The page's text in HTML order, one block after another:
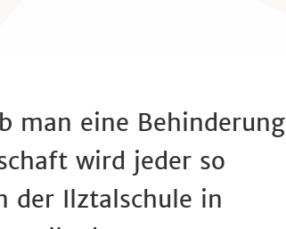
man eine Behinderung
wird jeder so
der Ilztalschule in